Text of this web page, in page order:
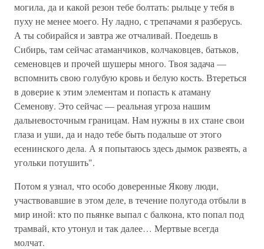
могила, да и какой резон тебе болтать: рыльце у тебя в
пуху не менее моего. Ну ладно, с трепачами я разберусь.
А ты собирайся и завтра же отчаливай. Поедешь в
Сибирь, там сейчас атаманчиков, колчаковцев, батьков,
семеновцев и прочей шушеры много. Твоя задача —
вспомнить свою голубую кровь и белую кость. Втереться
в доверие к этим элементам и попасть к атаману
Семенову. Это сейчас — реальная угроза нашим
дальневосточным границам. Нам нужны в их стане свои
глаза и уши, да и надо тебе быть подальше от этого
есенинского дела. А я попытаюсь здесь дымок развеять, а
угольки потушить".
Потом я узнал, что особо доверенные Якову люди,
участвовавшие в этом деле, в течение полугода отбыли в
мир иной: кто по пьянке выпал с балкона, кто попал под
трамвай, кто утонул и так далее… Мертвые всегда
молчат.